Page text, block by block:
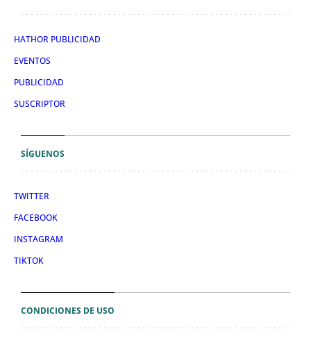
HATHOR PUBLICIDAD
EVENTOS
PUBLICIDAD
SUSCRIPTOR
SÍGUENOS
TWITTER
FACEBOOK
INSTAGRAM
TIKTOK
CONDICIONES DE USO